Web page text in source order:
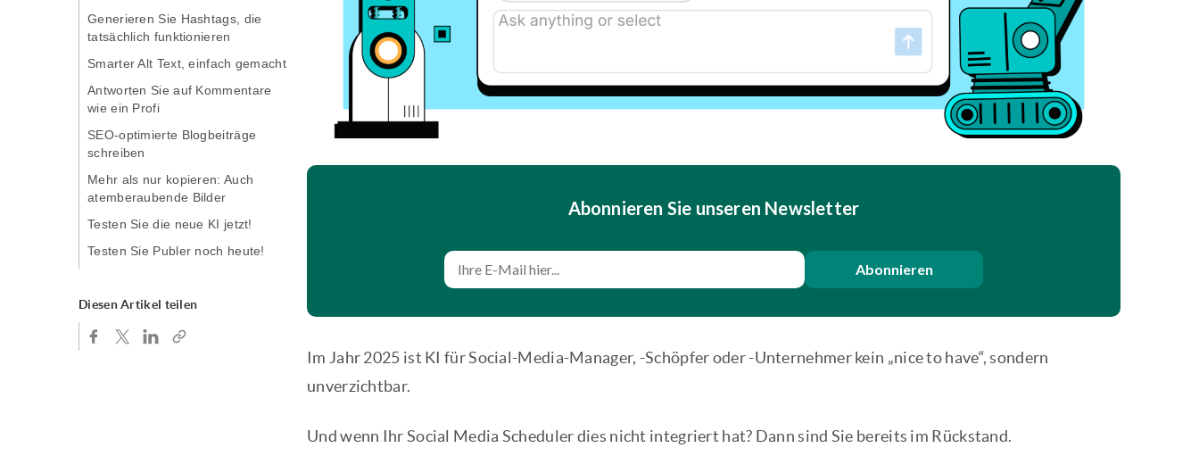
Generieren Sie Hashtags, die
tatsächlich funktionieren
Smarter Alt Text, einfach gemacht
Antworten Sie auf Kommentare
wie ein Profi
SEO-optimierte Blogbeiträge
schreiben
Mehr als nur kopieren: Auch
atemberaubende Bilder
Testen Sie die neue KI jetzt!
Testen Sie Publer noch heute!
Diesen Artikel teilen
Abonnieren Sie unseren Newsletter
Abonnieren
Im Jahr 2025 ist KI für Social-Media-Manager, -Schöpfer oder -Unternehmer kein „nice to have“, sondern
unverzichtbar.
Und wenn Ihr Social Media Scheduler dies nicht integriert hat? Dann sind Sie bereits im Rückstand.